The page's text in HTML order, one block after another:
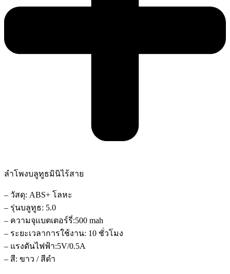
ลำโพงบลูทูธมินิไร้สาย
– วัสดุ: ABS+ โลหะ
– รุ่นบลูทูธ: 5.0
– ความจุแบตเตอร์รี่:500 mah
– ระยะเวลาการใช้งาน: 10 ชั่วโมง
– แรงดันไฟฟ้า:5V/0.5A
– สี: ขาว / สีดำ